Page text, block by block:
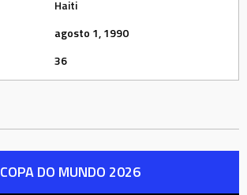
Haiti
agosto 1, 1990
36
COPA DO MUNDO 2026